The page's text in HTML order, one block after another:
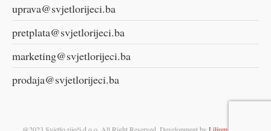
uprava@svjetlorijeci.ba
pretplata@svjetlorijeci.ba
marketing@svjetlorijeci.ba
prodaja@svjetlorijeci.ba
@2023 Svjetlo riječi d.o.o. All Right Reserved. Development byLilium Digital